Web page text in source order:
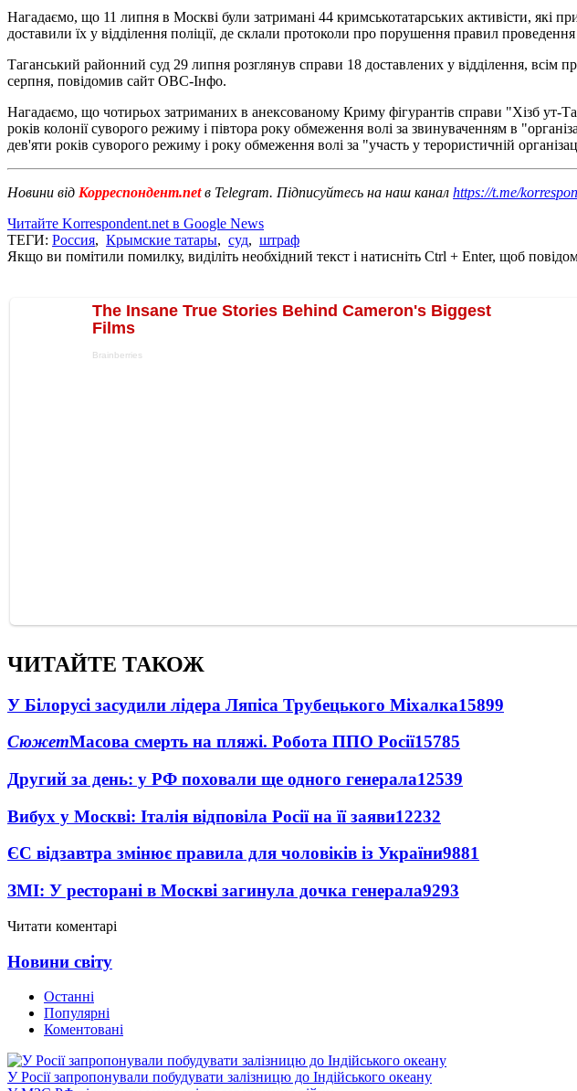
Нагадаємо, що 11 липня в Москві були затримані 44 кримськотатарських активісти, які
доставили їх у відділення поліції, де склали протоколи про порушення правил проведення
Таганський районний суд 29 липня розглянув справи 18 доставлених у відділення, всім
серпня, повідомив сайт ОВС-Інфо.
Нагадаємо, що чотирьох затриманих в анексованому Криму фігурантів справи "Хізб ут-
років колонії суворого режиму і півтора року обмеження волі за звинуваченням в
дев'яти років суворого режиму і року обмеження волі за "участь у терористичній
Новини від Корреспондент.netв Telegram. Підписуйтесь на наш канал https://t.me/
Читайте Korrespondent.net в Google News
ТЕГИ: Россия, Крымские татары, суд, штраф
Якщо ви помітили помилку, виділіть необхідний текст і натисніть Ctrl + Enter, щоб
ЧИТАЙТЕ ТАКОЖ
У Білорусі засудили лідера Ляпіса Трубецького Міхалка15899
СюжетМасова смерть на пляжі. Робота ППО Росії15785
Другий за день: у РФ поховали ще одного генерала12539
Вибух у Москві: Італія відповіла Росії на її заяви12232
ЄС відзавтра змінює правила для чоловіків із України9881
ЗМІ: У ресторані в Москві загинула дочка генерала9293
Читати коментарі
Новини світу
Останні
Популярні
Коментовані
У Росії запропонували побудувати залізницю до Індійського океану